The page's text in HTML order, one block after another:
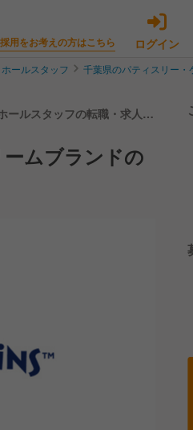
用をお考えの方はこちら ログイン
ールスタッフ 千葉県のパティスリー・
ールスタッフの転職・求人情
ムブランドの